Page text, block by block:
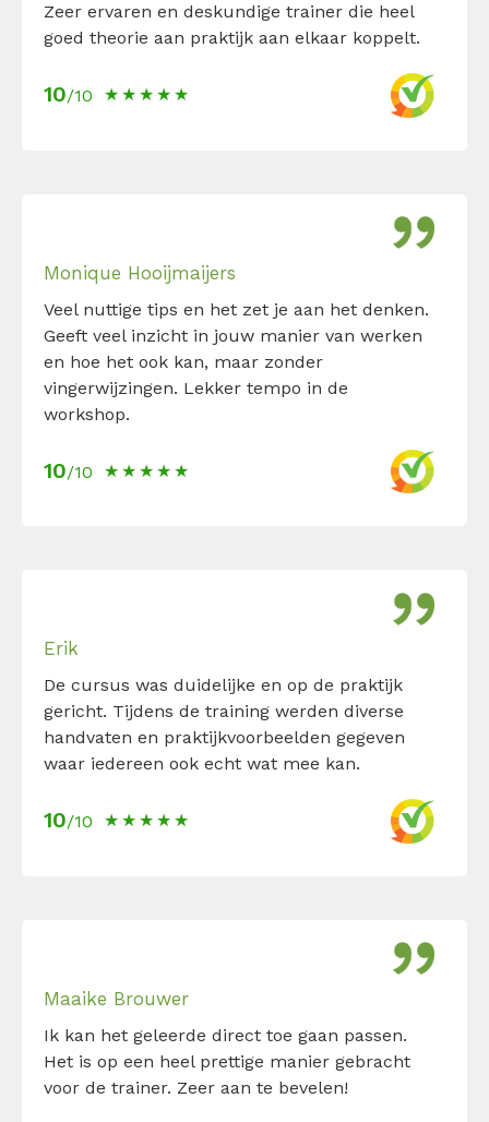
Zeer ervaren en deskundige trainer die heel
goed theorie aan praktijk aan elkaar koppelt.
10/10
Monique Hooijmaijers
Veel nuttige tips en het zet je aan het denken.
Geeft veel inzicht in jouw manier van werken
en hoe het ook kan, maar zonder
vingerwijzingen. Lekker tempo in de
workshop.
10/10
Erik
De cursus was duidelijke en op de praktijk
gericht. Tijdens de training werden diverse
handvaten en praktijkvoorbeelden gegeven
waar iedereen ook echt wat mee kan.
10/10
Maaike Brouwer
Ik kan het geleerde direct toe gaan passen.
Het is op een heel prettige manier gebracht
voor de trainer. Zeer aan te bevelen!